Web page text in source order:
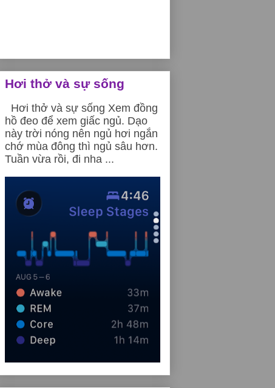
Hơi thở và sự sống
Hơi thở và sự sống Xem đồng
hồ đeo để xem giấc ngủ. Dạo
này trời nóng nên ngủ hơi ngắn
chớ mùa đông thì ngủ sâu hơn.
Tuần vừa rồi, đi nha ...